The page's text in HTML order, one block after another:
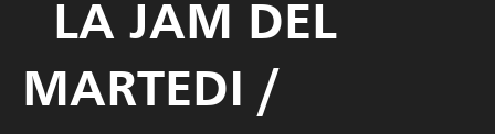
LA JAM DEL
MARTEDI /